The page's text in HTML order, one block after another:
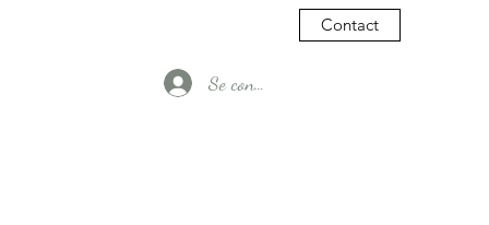
Contact
Se connecter